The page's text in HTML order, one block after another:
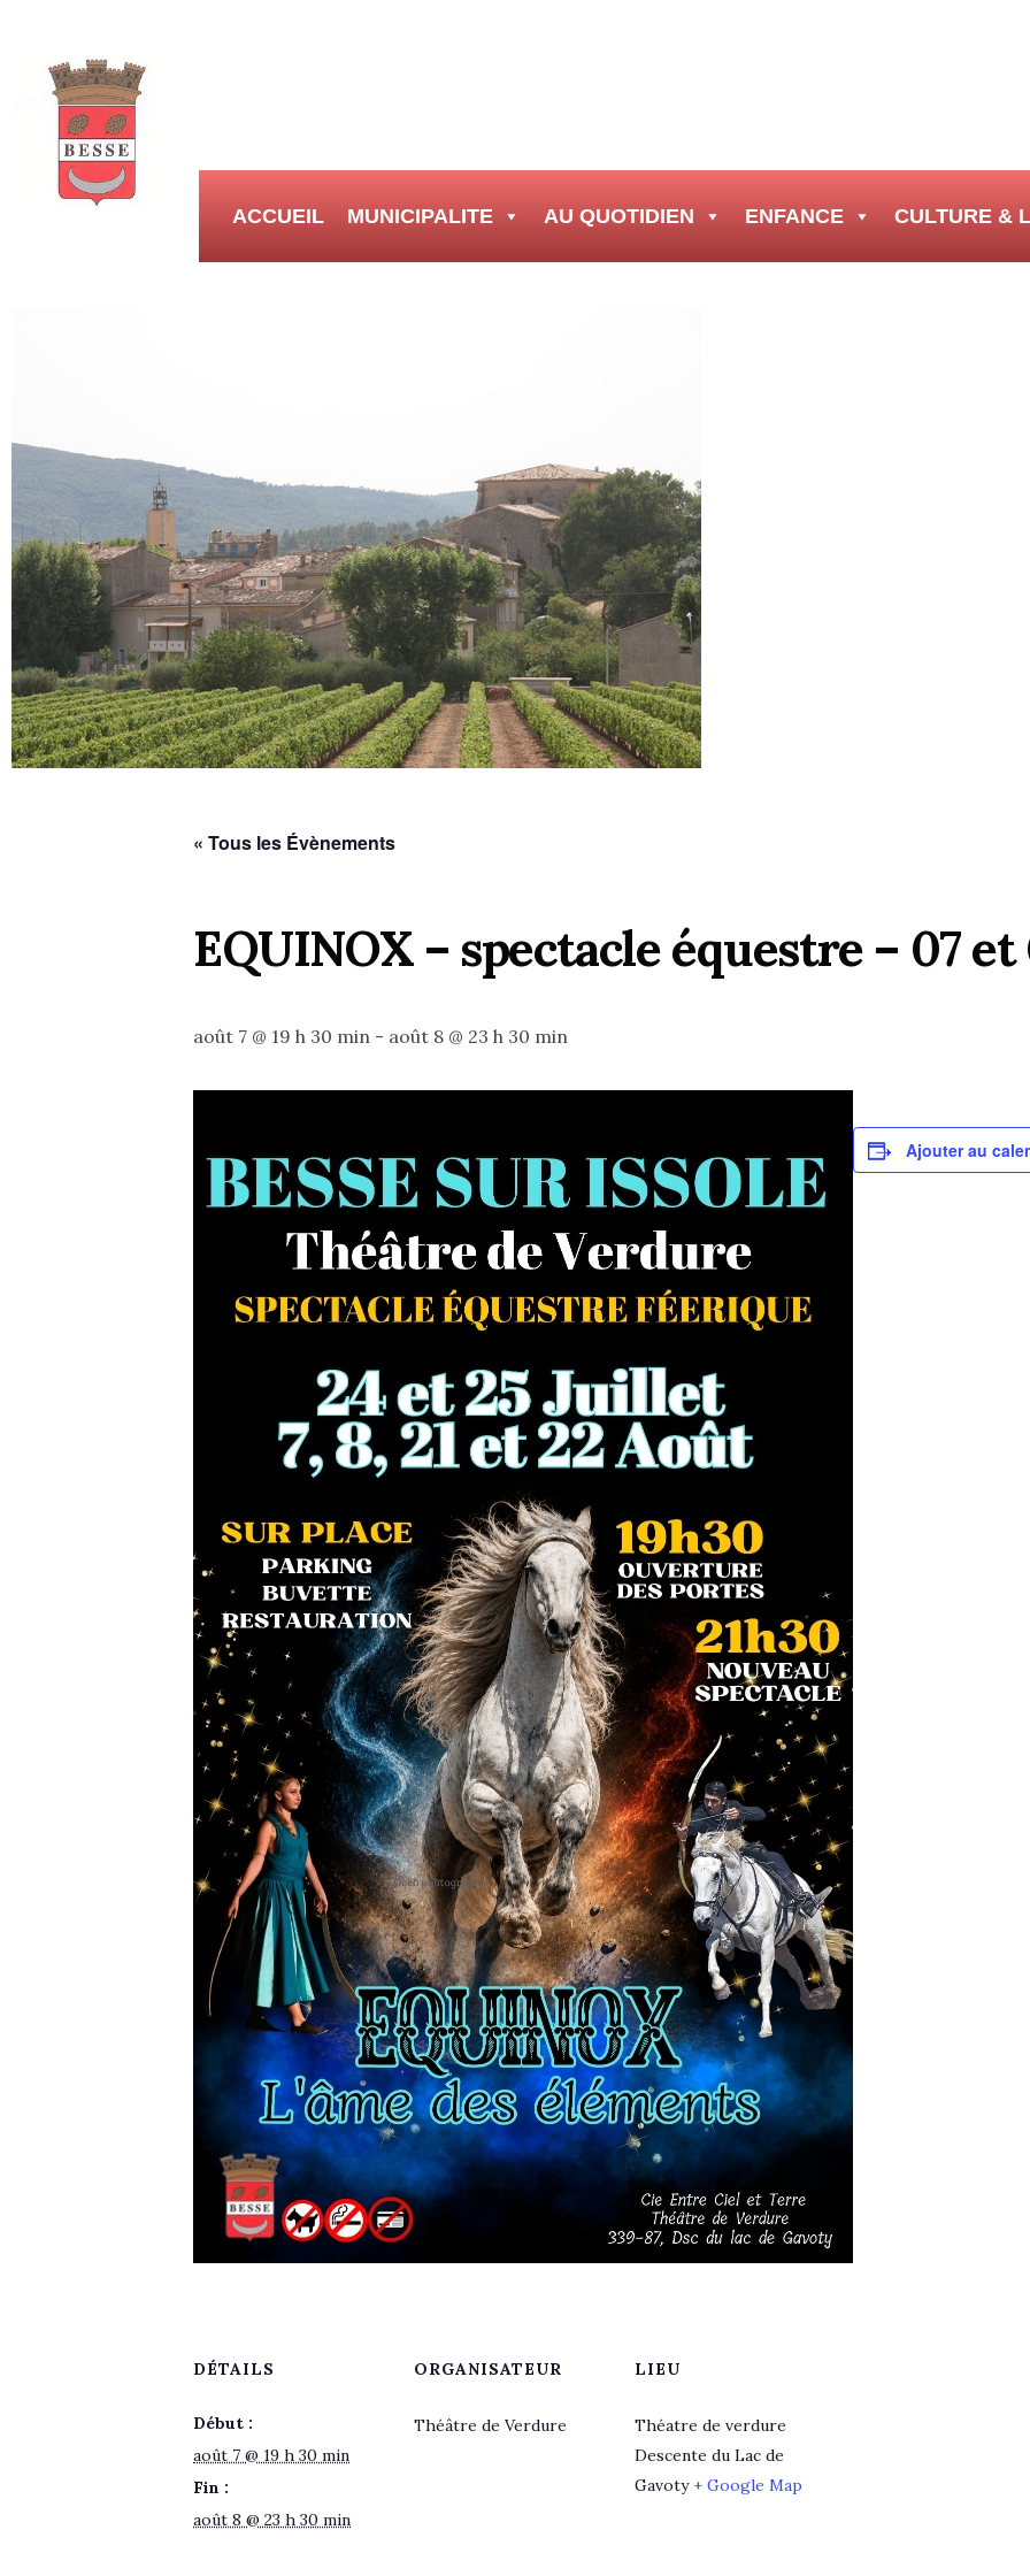
ACCUEIL MUNICIPALITE AU QUOTIDIEN ENFANCE CULTURE &
« Tous les Évènements
EQUINOX – spectacle équestre – 07
août 7 @ 19 h 30 min - août 8 @ 23 h 30 min
Ajouter au
DÉTAILS
Début :
août 7 @ 19 h 30 min
Fin :
août 8 @ 23 h 30 min
ORGANISATEUR
Théâtre de Verdure
LIEU
Théatre de verdure
Descente du Lac de
Gavoty + Google Map